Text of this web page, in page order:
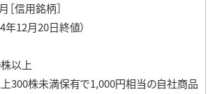
［信用銘柄］
年12月20日終値）
以上
300株未満保有で1,000円相当の自社商品